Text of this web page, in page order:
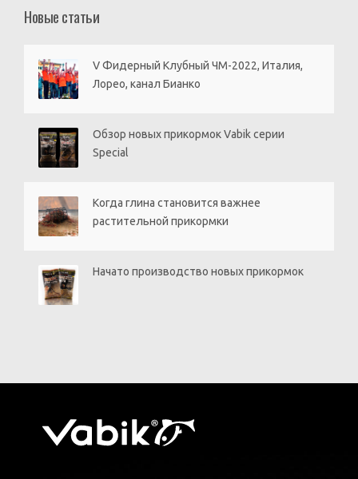
Новые статьи
V Фидерный Клубный ЧМ-2022, Италия,
Лорео, канал Бианко
Обзор новых прикормок Vabik серии
Special
Когда глина становится важнее
растительной прикормки
Начато производство новых прикормок